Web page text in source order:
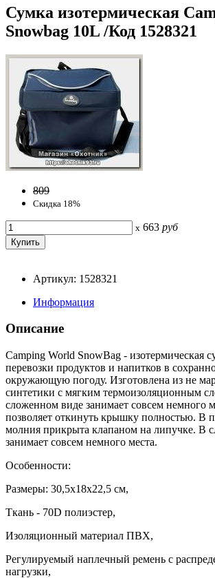
Сумка изотермическая
Snowbag 10L /Код 1528321
809
Скидка 18%
x 663 руб
Артикул: 1528321
Информация
Описание
Camping World SnowBag - изотермическая
перевозки продуктов и напитков в
окружающую погоду. Изготовлена из не
синтетики с мягким термоизоляционным
сложенном виде занимает совсем немного
позволяет откинуть крышку полностью. В
молния прикрыта клапаном на липучке. В
занимает совсем немного места.
Особенности:
Размеры: 30,5x18x22,5 см,
Ткань - 70D полиэстер,
Изоляционный материал ПВХ,
Регулируемый наплечный ремень с
нагрузки,